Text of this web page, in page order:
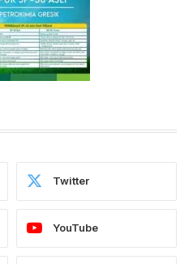
Twitter
YouTube